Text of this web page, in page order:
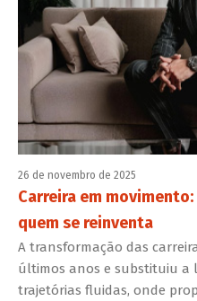
26 de novembro de 2025
Carreira em
quem se reinventa
A transformação das
últimos anos e substituiu a
trajetórias fluidas, onde